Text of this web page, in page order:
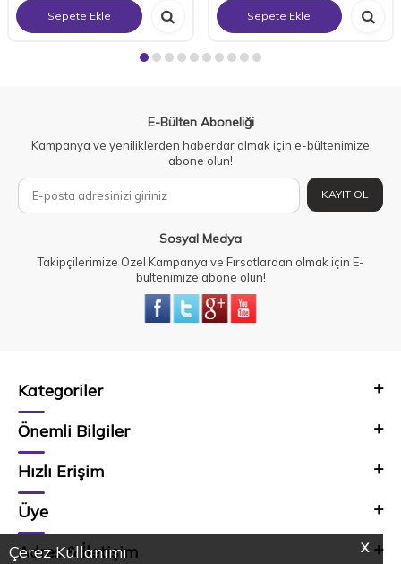
X
Çerez Kullanımı
Sepete Ekle Sepete Ekle
E-Bülten Aboneliği
Kampanya ve yeniliklerden haberdar olmak için e-bültenimize
abone olun!
KAYIT OL
Sosyal Medya
Takipçilerimize Özel Kampanya ve Fırsatlardan olmak için E-
bültenimize abone olun!
Kategoriler
Önemli Bilgiler
Hızlı Erişim
Üye
Adres & İletişim